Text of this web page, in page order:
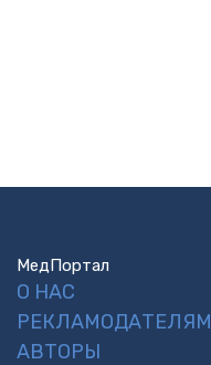
МедПортал
О НАС
РЕКЛАМОДАТЕЛЯМ
АВТОРЫ